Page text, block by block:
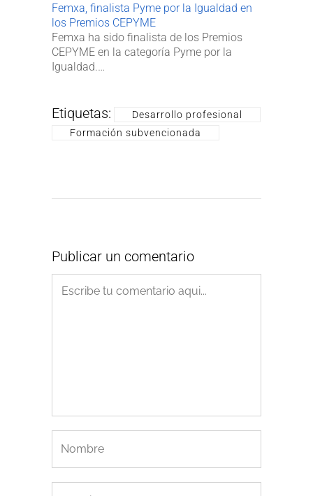
Femxa, finalista Pyme por la Igualdad en
los Premios CEPYME
Femxa ha sido finalista de los Premios
CEPYME en la categoría Pyme por la
Igualdad.…
Etiquetas:
Desarrollo profesional
Formación subvencionada
Publicar un comentario